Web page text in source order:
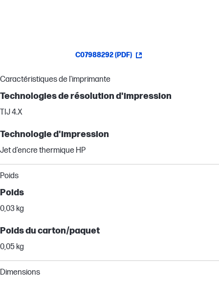
C07988292 (PDF)
Caractéristiques de l'imprimante
Technologies de résolution d'impression
TIJ 4.X
Technologie d'impression
Jet d’encre thermique HP
Poids
Poids
0,03 kg
Poids du carton/paquet
0,05 kg
Dimensions